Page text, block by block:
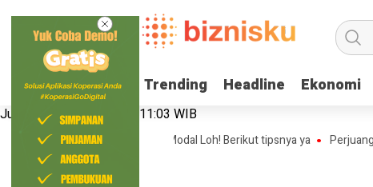
Trending Headline Ekonomi
Trending Headline Ekonomi
Jumat, 7 Agustus 2026 | 11:03 WIB
Online Shop Tanpa Modal Loh! Berikut tipsnya ya Perjuangan